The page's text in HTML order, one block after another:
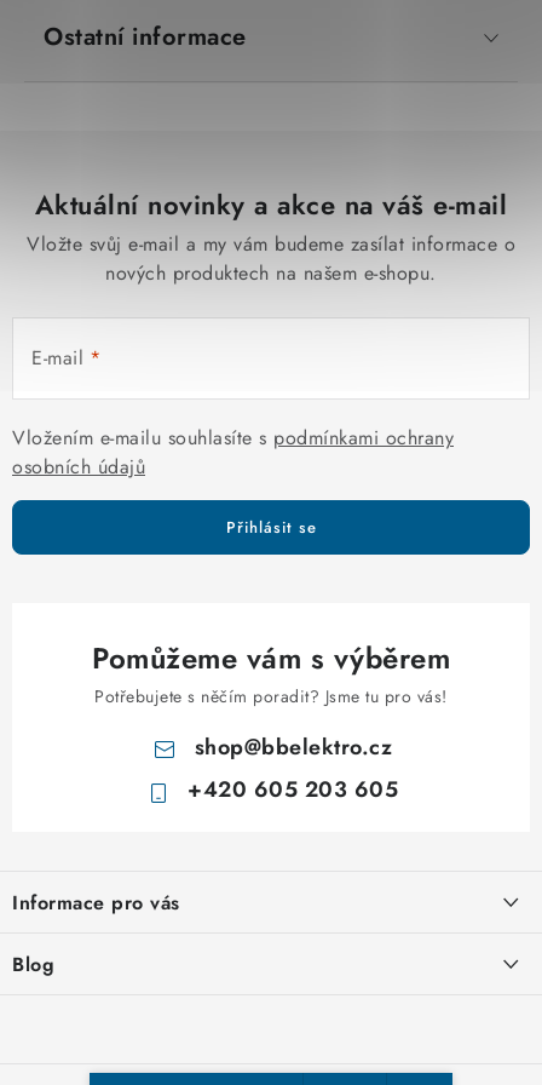
Ostatní informace
Aktuální novinky a akce na váš e-mail
Vložte svůj e-mail a my vám budeme zasílat informace o
nových produktech na našem e-shopu.
E-mail
Vložením e-mailu souhlasíte s podmínkami ochrany
osobních údajů
Přihlásit se
Pomůžeme vám s výběrem
Potřebujete s něčím poradit? Jsme tu pro vás!
shop@bbelektro.cz
+420 605 203 605
p
a
Informace pro vás
Blog
Nakupujte u nás hned a zaplaťte později – nově přijímáme Skip